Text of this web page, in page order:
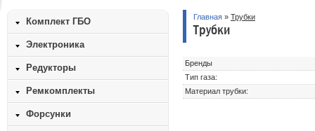
Главная » Трубки
Трубки
Бренды
Тип газа:
Материал трубки:
Комплект ГБО
Электроника
Редукторы
Ремкомплекты
Форсунки